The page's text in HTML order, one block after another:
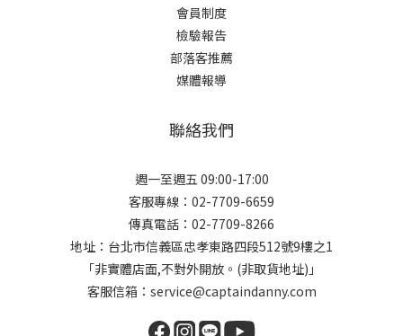
會員制度
檢驗報告
部落客推薦
媒體報導
聯絡我們
週一至週五 09:00-17:00
客服專線：02-7709-6659
傳真電話：02-7709-8266
地址：台北市信義區忠孝東路四段512號9樓之1
「非實體店面,不對外開放。(非取貨地址)」
客服信箱：service@captaindanny.com